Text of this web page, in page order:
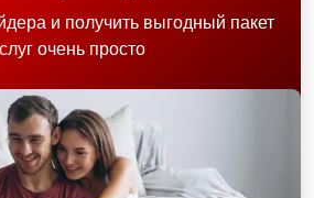
и получить выгодный пакет
очень просто